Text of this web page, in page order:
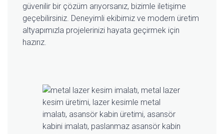
güvenilir bir çözüm arıyorsanız, bizimle iletişime
geçebilirsiniz. Deneyimli ekibimiz ve modern üretim
altyapımızla projelerinizi hayata geçirmek için
hazırız.